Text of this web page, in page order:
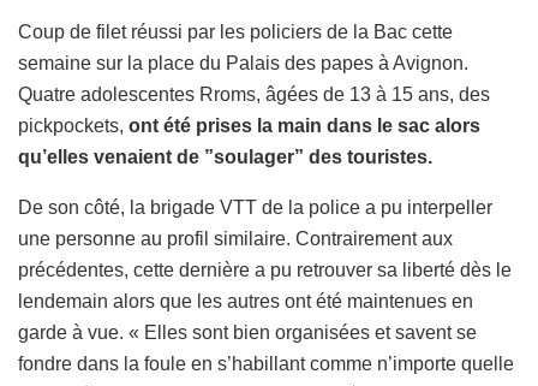
Coup de filet réussi par les policiers de la Bac cette
semaine sur la place du Palais des papes à Avignon.
Quatre adolescentes Rroms, âgées de 13 à 15 ans, des
pickpockets, ont été prises la main dans le sac alors
qu’elles venaient de ”soulager” des touristes.
De son côté, la brigade VTT de la police a pu interpeller
une personne au profil similaire. Contrairement aux
précédentes, cette dernière a pu retrouver sa liberté dès le
lendemain alors que les autres ont été maintenues en
garde à vue. « Elles sont bien organisées et savent se
fondre dans la foule en s’habillant comme n’importe quelle